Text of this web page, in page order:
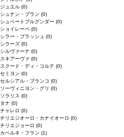
ジュエル (0)
シュナン・ブラン (0)
シュペートブルグンダー (0)
ショイレーベ (0)
シラー・ブラッシュ (0)
シラーズ (0)
シルヴァーナ (0)
スキアーヴァ (0)
スクード・ディ・コルテ (0)
セミヨン (0)
セルシアル・ブランコ (0)
ソーヴィニヨン・グリ (0)
ソラリス (0)
タナ (0)
チャレロ (0)
チリエジオーロ・カナイオーロ (0)
チリエジョーロ (0)
カベルネ・フラン (1)